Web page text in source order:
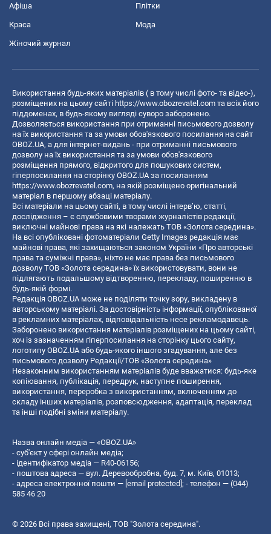
Афіша Плітки
Краса Мода
Жіночий журнал
Використання будь-яких матеріалів ( в тому числі фото- та відео-),
розміщених на цьому сайті https://www.obozrevatel.com та всіх його
піддоменах, в будь-якому вигляді суворо заборонено.
Дозволяється використання при отриманні письмового дозволу
на їх використання та за умови обов'язкового посилання на сайт
OBOZ.UA, а для інтернет-видань - при отриманні письмового
дозволу на їх використання та за умови обов'язкового
розміщення прямого, відкритого для пошукових систем,
гіперпосилання на сторінку OBOZ.UA за посиланням
https://www.obozrevatel.com, на якій розміщено оригінальний
матеріал в першому абзаці матеріалу.
Всі матеріали на цьому сайті, в тому числі інтерв’ю, статті,
дослідження – є службовими творами журналістів редакції,
виключні майнові права на які належать ТОВ «Золота середина».
На всі опубліковані фотоматеріали Getty Images редакція має
майнові права, які захищаються законом України «Про авторські
права та суміжні права», ніхто не має права без письмового
дозволу ТОВ «Золота середина» їх використовувати, вони не
підлягають подальшому відтворенню, перекладу, поширенню в
будь-якій формі.
Редакція OBOZ.UA може не поділяти точку зору, викладену в
авторському матеріалі. За достовірність інформації, опублікованої
в рекламних матеріалах, відповідальність несе рекламодавець.
Заборонено використання матеріалів розміщених на цьому сайті,
хоч із зазначенням гіперпосилання на сторінку цього сайту,
логотипу OBOZ.UA або будь-якого іншого згадування, але без
письмового дозволу Редакції/ТОВ «Золота середина»
Незаконним використанням матеріалів буде вважатися: будь-яке
копiювання, публiкацiя, передрук, наступне поширення,
використання, переробка з використанням, включенням до
складу інших матеріалів, розповсюдження, адаптація, переклад
та інші подібні зміни матеріалу.
Назва онлайн медіа — «OBOZ.UA»
- суб'єкт у сфері онлайн медіа;
- ідентифікатор медіа — R40-06156;
- поштова адреса — вул. Деревообробна, буд. 7, м. Київ, 01013;
- адреса електронної пошти — [email protected]; - телефон — (044)
585 46 20
© 2026 Всі права захищені, ТОВ "Золота середина".